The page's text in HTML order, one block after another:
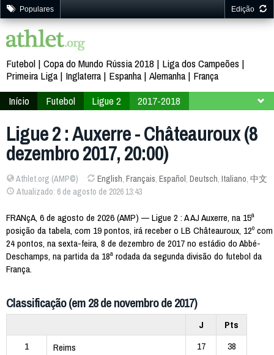
Populares Edição
Futebol Copa do Mundo Rússia 2018
Liga dos Campeões
Primeira Liga
Inglaterra Espanha Alemanha
França
Início
Futebol Ligue 2
2017-2018
Ligue 2 : Auxerre - Châteauroux (8
dezembro 2017, 20:00)
Athlet.org (AMP©) English, Français, Español, Deutsch, Italiano, 中文
Atualizado: 6 de agosto de 2026 13:43
FRANçA, 6 de agosto de 2026 (AMP) — Ligue 2 : A AJ Auxerre, na 15ª
posição da tabela, com 19 pontos, irá receber o LB Châteauroux, 12º com
24 pontos, na sexta-feira, 8 de dezembro de 2017 no estádio do Abbé-
Deschamps, na partida da 18ª rodada da segunda divisão do futebol da
França.
Classificação (em 28 de novembro de 2017)
J
Pts
1
Reims 17
38